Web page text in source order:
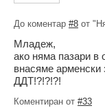
До коментар #8 от
Младеж,
ако няма пазари
внасяме арменски
ДДТ!?!?!?!
Коментиран от #33